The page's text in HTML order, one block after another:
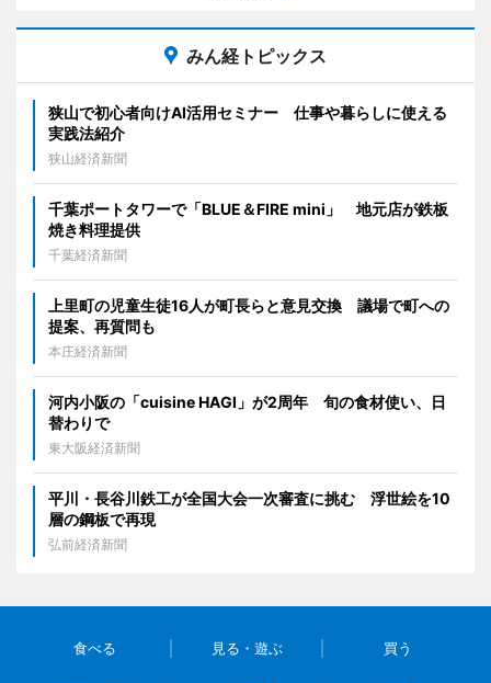
みん経トピックス
狭山で初心者向けAI活用セミナー 仕事や暮らしに使える
実践法紹介
狭山経済新聞
千葉ポートタワーで「BLUE＆FIRE mini」 地元店が鉄板
焼き料理提供
千葉経済新聞
上里町の児童生徒16人が町長らと意見交換 議場で町への
提案、再質問も
本庄経済新聞
河内小阪の「cuisine HAGI」が2周年 旬の食材使い、日
替わりで
東大阪経済新聞
平川・長谷川鉄工が全国大会一次審査に挑む 浮世絵を10
層の鋼板で再現
弘前経済新聞
食べる 見る・遊ぶ 買う